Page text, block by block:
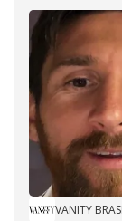
VANITY